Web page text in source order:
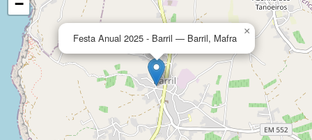
Festa Anual 2025 - Barril — Barril, Mafra
×
−